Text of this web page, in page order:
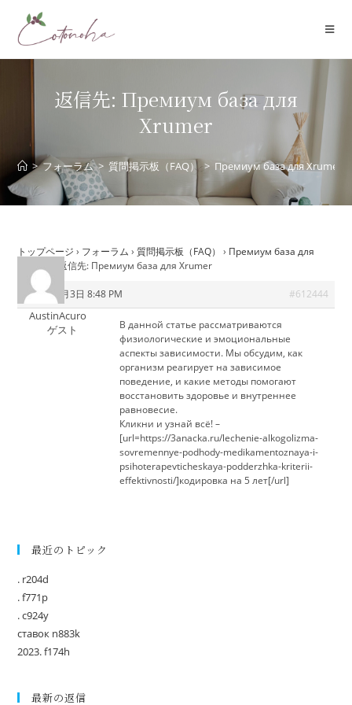
プ
返信先: Премиум база для
Xrumer
> フォーラム > 質問掲示板（FAQ） > Премиум база для Xrumer
トップページ › フォーラム › 質問掲示板（FAQ） › Премиум база для
返信先: Премиум база для Xrumer
2026年6月3日 8:48 PM #612444
AustinAcuro
ゲスト
В данной статье рассматриваются
физиологические и эмоциональные
аспекты зависимости. Мы обсудим, как
организм реагирует на зависимое
поведение, и какие методы помогают
восстановить здоровье и внутреннее
равновесие.
Кликни и узнай всё! –
[url=https://3anacka.ru/lechenie-alkogolizma-
sovremennye-podhody-medikamentoznaya-i-
psihoterapevticheskaya-podderzhka-kriterii-
effektivnosti/]кодировка на 5 лет[/url]
最近のトピック
. r204d
. f771p
. c924y
ставок n883k
2023. f174h
最新の返信